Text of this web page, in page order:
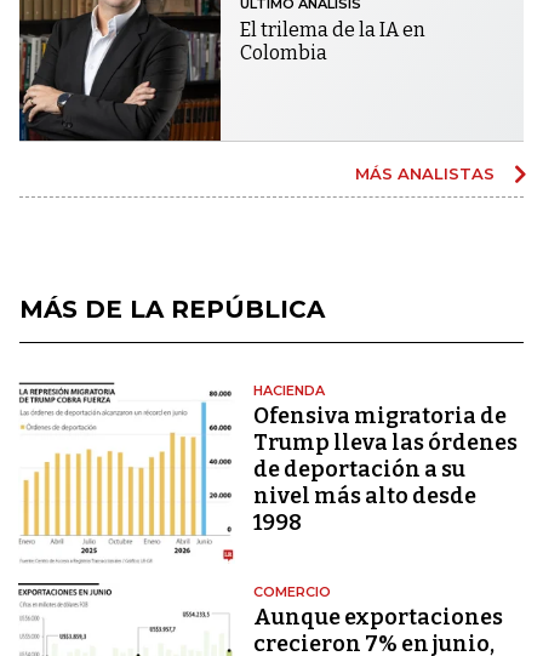
ÚLTIMO ANÁLISIS
El trilema de la IA en
Colombia
MÁS ANALISTAS
MÁS DE LA REPÚBLICA
HACIENDA
Ofensiva migratoria de
Trump lleva las órdenes
de deportación a su
nivel más alto desde
1998
COMERCIO
Aunque exportaciones
crecieron 7% en junio,